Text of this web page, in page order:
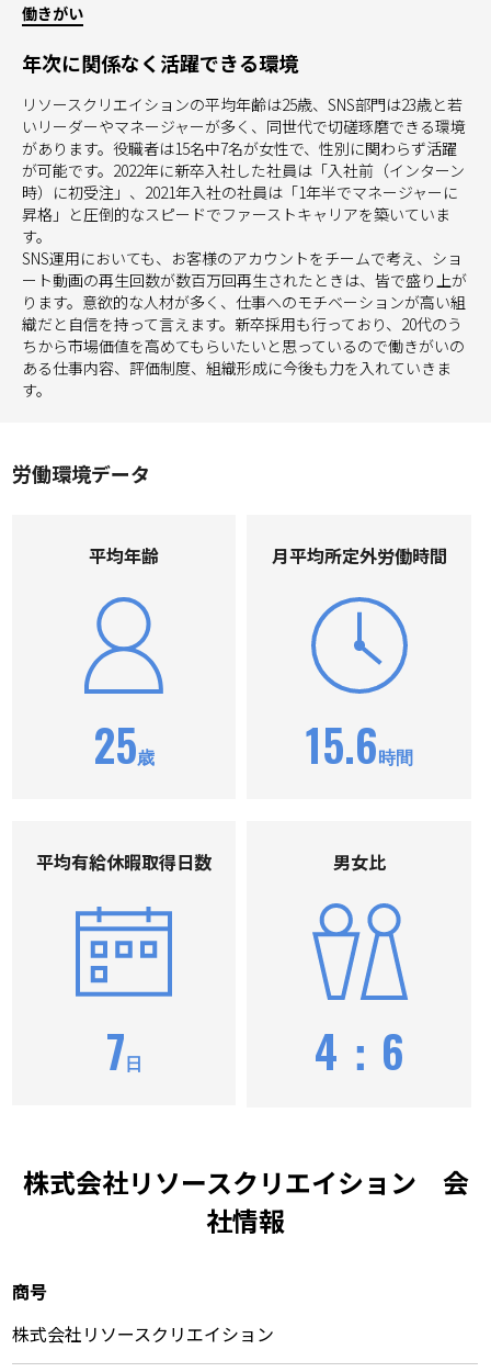
働きがい
年次に関係なく活躍できる環境
リソースクリエイションの平均年齢は25歳、SNS部門は23歳と若
いリーダーやマネージャーが多く、同世代で切磋琢磨できる環境
があります。役職者は15名中7名が女性で、性別に関わらず活躍
が可能です。2022年に新卒入社した社員は「入社前（インターン
時）に初受注」、2021年入社の社員は「1年半でマネージャーに
昇格」と圧倒的なスピードでファーストキャリアを築いていま
す。
SNS運用においても、お客様のアカウントをチームで考え、ショ
ート動画の再生回数が数百万回再生されたときは、皆で盛り上が
ります。意欲的な人材が多く、仕事へのモチベーションが高い組
織だと自信を持って言えます。新卒採用も行っており、20代のう
ちから市場価値を高めてもらいたいと思っているので働きがいの
ある仕事内容、評価制度、組織形成に今後も力を入れていきま
す。
労働環境データ
平均年齢
25歳
⽉平均所定外労働時間
15.6時間
平均有給休暇取得⽇数
7日
男⼥⽐
4：6
株式会社リソースクリエイション 会
社情報
商号
株式会社リソースクリエイション